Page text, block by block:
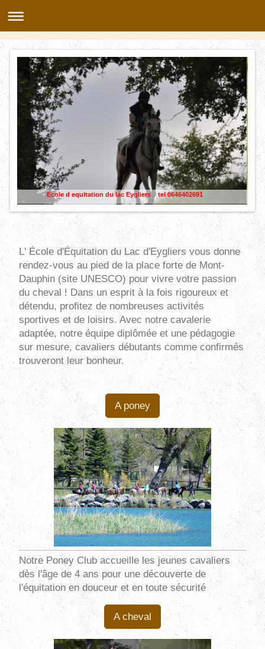
Ecole d equitation du lac Eygliers tel 0646402691
L' École d'Équitation du Lac d'Eygliers vous donne
rendez-vous au pied de la place forte de Mont-
Dauphin (site UNESCO) pour vivre votre passion
du cheval ! Dans un esprit à la fois rigoureux et
détendu, profitez de nombreuses activités
sportives et de loisirs. Avec notre cavalerie
adaptée, notre équipe diplômée et une pédagogie
sur mesure, cavaliers débutants comme confirmés
trouveront leur bonheur.
A poney
Notre Poney Club accueille les jeunes cavaliers
dès l'âge de 4 ans pour une découverte de
l'équitation en douceur et en toute sécurité
A cheval